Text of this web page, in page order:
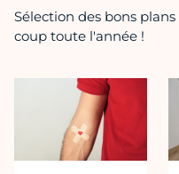
Sélection des bons
coup toute l'année !